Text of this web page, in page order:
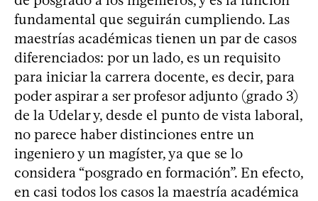
fundamental que seguirán cumpliendo. Las
maestrías académicas tienen un par de casos
diferenciados: por un lado, es un requisito
para iniciar la carrera docente, es decir, para
poder aspirar a ser profesor adjunto (grado 3)
de la Udelar y, desde el punto de vista laboral,
no parece haber distinciones entre un
ingeniero y un magíster, ya que se lo
considera “posgrado en formación”. En efecto,
en casi todos los casos la maestría académica